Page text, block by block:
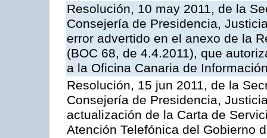
Resolución, 10 may 2011, de la
Consejería de Presidencia,
error advertido en el anexo de la
(BOC 68, de 4.4.2011), que
a la Oficina Canaria de
Resolución, 15 jun 2011, de la
Consejería de Presidencia,
actualización de la Carta de
Atención Telefónica del Gobierno